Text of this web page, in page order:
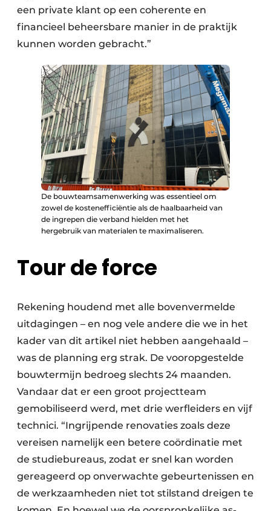
een private klant op een coherente en
financieel beheersbare manier in de praktijk
kunnen worden gebracht.”
De bouwteamsamenwerking was essentieel om
zowel de kostenefficiëntie als de haalbaarheid van
de ingrepen die verband hielden met het
hergebruik van materialen te maximaliseren.
Tour de force
Rekening houdend met alle bovenvermelde
uitdagingen – en nog vele andere die we in het
kader van dit artikel niet hebben aangehaald –
was de planning erg strak. De vooropgestelde
bouwtermijn bedroeg slechts 24 maanden.
Vandaar dat er een groot projectteam
gemobiliseerd werd, met drie werfleiders en vijf
technici. “Ingrijpende renovaties zoals deze
vereisen namelijk een betere coördinatie met
de studiebureaus, zodat er snel kan worden
gereageerd op onverwachte gebeurtenissen en
de werkzaamheden niet tot stilstand dreigen te